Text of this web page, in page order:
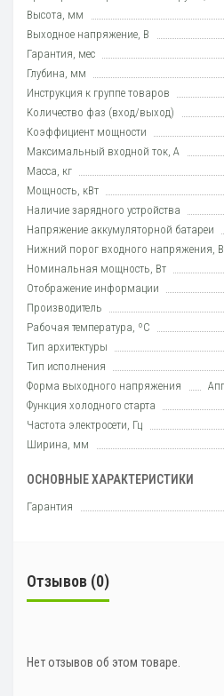
Высота, мм
Выходное напряжение, В
Гарантия, мес
Глубина, мм
Инструкция к группе товаров
Количество фаз (вход/выход)
Коэффициент мощности
Максимальный входной ток, А
Масса, кг
Мощность, кВт
Наличие зарядного устройства
Напряжение аккумуляторной батареи
Нижний порог входного напряжения, В
Номинальная мощность, Вт
Отображение информации
Производитель
Рабочая температура, ºC
Тип архитектуры
Тип исполнения
Форма выходного напряжения
Функция холодного старта
Частота электросети, Гц
Ширина, мм
ОСНОВНЫЕ ХАРАКТЕРИСТИКИ
Гарантия
Отзывов (0)
Нет отзывов об этом товаре.